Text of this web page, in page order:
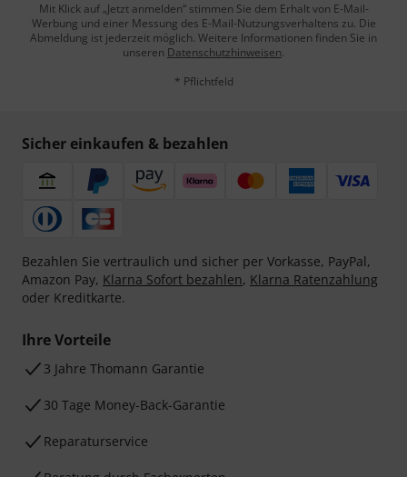
Mit Klick auf „Jetzt anmelden“ stimmen Sie dem Erhalt von E-Mail-
Werbung und einer Messung des E-Mail-Nutzungsverhaltens zu. Die
Abmeldung ist jederzeit möglich. Weitere Informationen finden Sie in
unseren Datenschutzhinweisen.
* Pflichtfeld
Sicher einkaufen & bezahlen
Bezahlen Sie vertraulich und sicher per Vorkasse, PayPal,
Amazon Pay, Klarna Sofort bezahlen, Klarna Ratenzahlung
oder Kreditkarte.
Ihre Vorteile
3 Jahre Thomann Garantie
30 Tage Money-Back-Garantie
Reparaturservice